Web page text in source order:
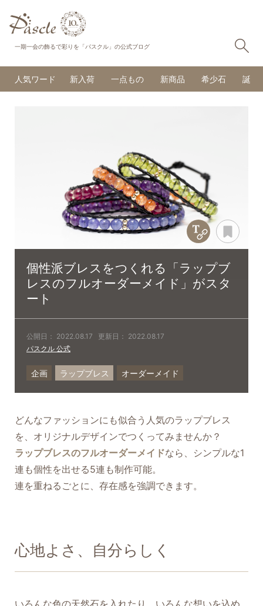
一期一会の飾るで彩りを「パスクル」の公式ブログ
人気ワード 新入荷 一点もの 新商品 希少石 誕生
個性派ブレスをつくれる「ラップブ
レスのフルオーダーメイド」がスタ
ート
公開日： 2022.08.17 更新日： 2022.08.17
パスクル 公式
Copy Title &
企画 ラップブレス オーダーメイド
どんなファッションにも似合う人気のラップブレス
を、オリジナルデザインでつくってみませんか？
ラップブレスのフルオーダーメイドなら、シンプルな1
連も個性を出せる5連も制作可能。
連を重ねるごとに、存在感を強調できます。
心地よさ、自分らしく